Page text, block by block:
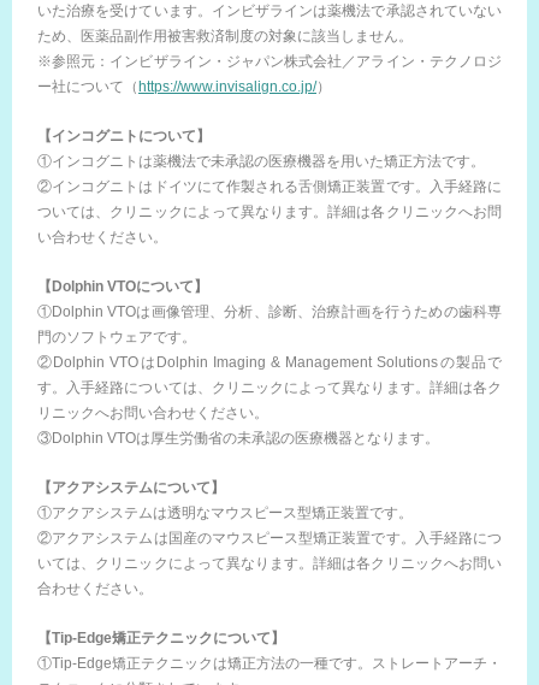
いた治療を受けています。インビザラインは薬機法で承認されていない
ため、医薬品副作用被害救済制度の対象に該当しません。
※参照元：インビザライン・ジャパン株式会社／アライン・テクノロジ
ー社について（ https://www.invisalign.co.jp/）
【インコグニトについて】
①インコグニトは薬機法で未承認の医療機器を用いた矯正方法です。
②インコグニトはドイツにて作製される舌側矯正装置です。入手経路に
ついては、クリニックによって異なります。詳細は各クリニックへお問
い合わせください。
【Dolphin VTOについて】
①Dolphin VTOは画像管理、分析、診断、治療計画を行うための歯科専
門のソフトウェアです。
②Dolphin VTOはDolphin Imaging & Management Solutionsの製品で
す。入手経路については、クリニックによって異なります。詳細は各ク
リニックへお問い合わせください。
③Dolphin VTOは厚生労働省の未承認の医療機器となります。
【アクアシステムについて】
①アクアシステムは透明なマウスピース型矯正装置です。
②アクアシステムは国産のマウスピース型矯正装置です。入手経路につ
いては、クリニックによって異なります。詳細は各クリニックへお問い
合わせください。
【Tip-Edge矯正テクニックについて】
①Tip-Edge矯正テクニックは矯正方法の一種です。ストレートアーチ・